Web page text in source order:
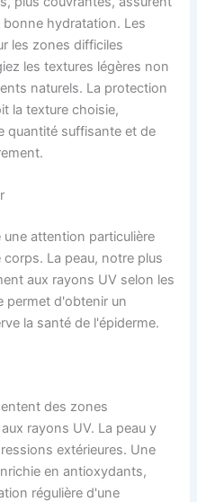
hydratation. Les
les zones difficiles
les textures légères non
naturels. La protection
la texture choisie,
quantité suffisante et de
attention particulière
La peau, notre plus
aux rayons UV selon les
permet d'obtenir un
la santé de l'épiderme.
des zones
rayons UV. La peau y
extérieures. Une
en antioxydants,
régulière d'une